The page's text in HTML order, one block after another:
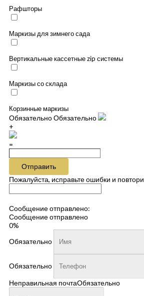
Рафшторы
Маркизы для зимнего сада
Вертикальные кассетные zip системы
Маркизы со склада
Корзинные маркизы
ОбязательноОбязательно
+
=
Отправить
Пожалуйста, исправьте ошибки и
Сообщение отправлено:
Сообщение отправлено
0%
Обязательно
Обязательно
Неправильная почтаОбязательно